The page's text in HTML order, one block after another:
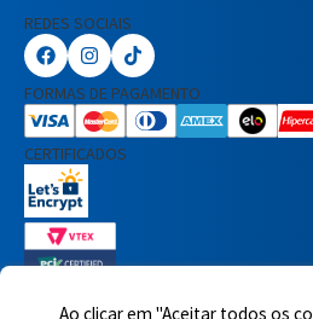
Ao clicar em "Aceitar todos os
REDES SOCIAIS
FORMAS DE PAGAMENTO
CERTIFICADOS
Nome Completo